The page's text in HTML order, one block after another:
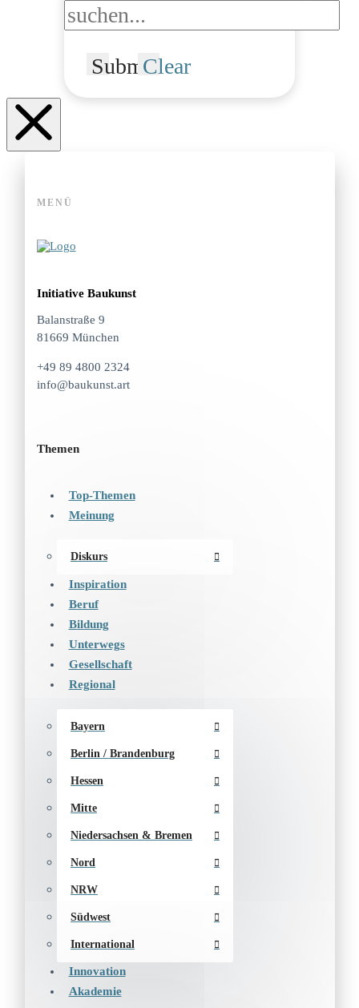
SubmitClear
MENÜ
Initiative Baukunst
Balanstraße 9
81669 München
+49 89 4800 2324
info@baukunst.art
Themen
Top-Themen
Meinung
Diskurs
Inspiration
Beruf
Bildung
Unterwegs
Gesellschaft
Regional
Bayern
Berlin / Brandenburg
Hessen
Mitte
Niedersachsen & Bremen
Nord
NRW
Südwest
International
Innovation
Akademie